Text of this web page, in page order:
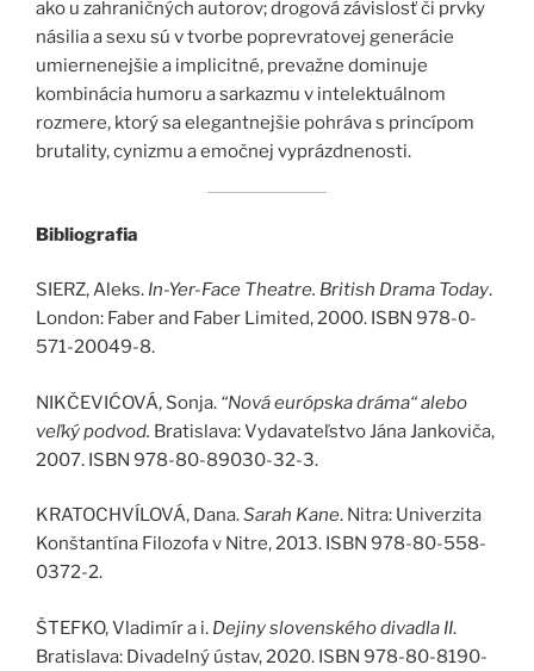
ako u zahraničných autorov; drogová závislosť či prvky
násilia a sexu sú v tvorbe poprevratovej generácie
umiernenejšie a implicitné, prevažne dominuje
kombinácia humoru a sarkazmu v intelektuálnom
rozmere, ktorý sa elegantnejšie pohráva s princípom
brutality, cynizmu a emočnej vyprázdnenosti.
Bibliografia
SIERZ, Aleks. In-Yer-Face Theatre. British Drama Today.
London: Faber and Faber Limited, 2000. ISBN 978-0-
571-20049-8.
NIKČEVIĆOVÁ, Sonja. “Nová európska dráma“ alebo
veľký podvod. Bratislava: Vydavateľstvo Jána Jankoviča,
2007. ISBN 978-80-89030-32-3.
KRATOCHVÍLOVÁ, Dana.Sarah Kane. Nitra: Univerzita
Konštantína Filozofa v Nitre, 2013. ISBN 978-80-558-
0372-2.
ŠTEFKO, Vladimír a i. Dejiny slovenského divadla II.
Bratislava: Divadelný ústav, 2020. ISBN 978-80-8190-